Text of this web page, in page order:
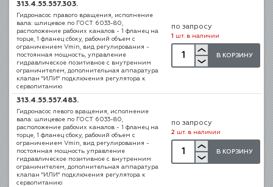
313.4.55.557.303.
Гидронасос правого вращения, исполнение
вала: шлицевое по ГОСТ 6033-80,
расположение рабочих каналов - 1 фланец на
торце, 1 фланец сбоку, рабочий объем с
ограничением Vmin, вид регулирования -
постоянная мощность, управление
гидравлическое позитивное с внутренним
ограничителем, дополнительная аппаратура
клапан "ИЛИ" подключения регулятора к
сервопитанию
по запросу
1 шт. в наличии
В КОРЗИНУ
313.4.55.557.483.
Гидронасос левого вращения, исполнение
вала: шлицевое по ГОСТ 6033-80,
расположение рабочих каналов - 1 фланец на
торце, 1 фланец сбоку, рабочий объем с
ограничением Vmin, вид регулирования -
постоянная мощность управление
гидравлическое позитивное с внутренним
ограничителем, дополнительная аппаратура
клапан "ИЛИ" подключения регулятора к
сервопитанию
по запросу
2 шт. в наличии
В КОРЗИНУ